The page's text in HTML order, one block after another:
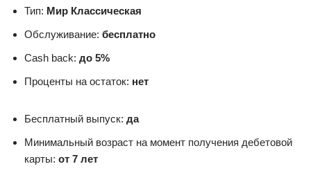
Тип: Мир Классическая
Обслуживание: бесплатно
Cash back: до 5%
Проценты на остаток: нет
Бесплатный выпуск: да
Минимальный возраст на момент получения дебетовой
карты: от 7 лет